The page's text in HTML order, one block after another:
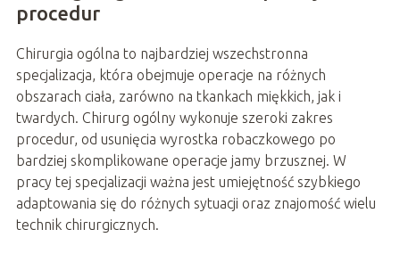
procedur
Chirurgia ogólna to najbardziej wszechstronna
specjalizacja, która obejmuje operacje na różnych
obszarach ciała, zarówno na tkankach miękkich, jak i
twardych. Chirurg ogólny wykonuje szeroki zakres
procedur, od usunięcia wyrostka robaczkowego po
bardziej skomplikowane operacje jamy brzusznej. W
pracy tej specjalizacji ważna jest umiejętność szybkiego
adaptowania się do różnych sytuacji oraz znajomość wielu
technik chirurgicznych.